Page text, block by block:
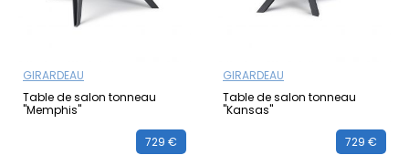
GIRARDEAU
Table de salon tonneau
"Memphis"
729 €
GIRARDEAU
Table de salon tonneau
"Kansas"
729 €